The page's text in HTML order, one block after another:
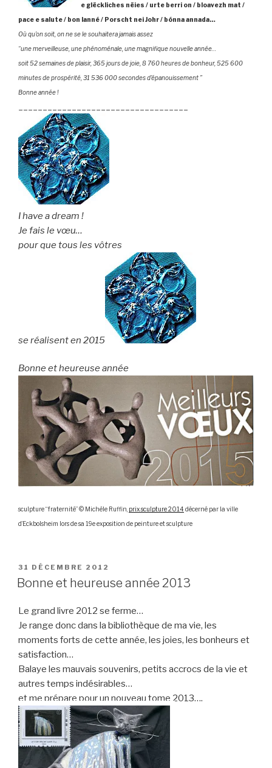
e glëckliches nëies / urte berri on / bloavezh mat /
pace e salute / bon lanné / Porscht nei Johr / bónna annada…
Où qu’on soit, on ne se le souhaitera jamais assez
“une merveilleuse, une phénoménale, une magnifique nouvelle année…
soit 52 semaines de plaisir, 365 jours de joie, 8 760 heures de bonheur, 525 600
minutes de prospérité, 31 536 000 secondes d’épanouissement ”
Bonne année !
I have a dream !
Je fais le vœu…
pour que tous les vôtres
se réalisent en 2015
Bonne et heureuse année
sculpture “fraternité” © Michèle Ruffin, prix sculpture 2014 décerné par la ville
d’Eckbolsheim lors de sa 19e exposition de peinture et sculpture
PUBLIÉ
LE
31 DÉCEMBRE 2012
Bonne et heureuse année 2013
Le grand livre 2012 se ferme…
Je range donc dans la bibliothèque de ma vie, les
moments forts de cette année, les joies, les bonheurs et
satisfaction…
Balaye les mauvais souvenirs, petits accrocs de la vie et
autres temps indésirables…
et me prépare pour un nouveau tome 2013….